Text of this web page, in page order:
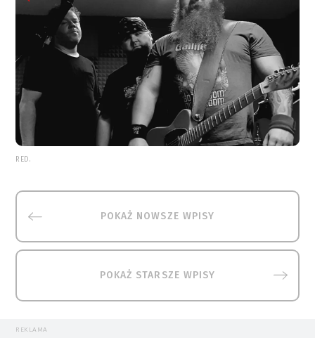
RED.
POKAŻ NOWSZE WPISY
POKAŻ STARSZE WPISY
REKLAMA